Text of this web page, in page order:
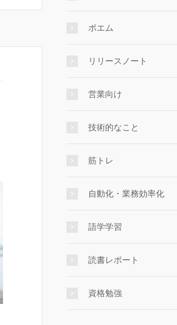
ポエム
リリースノート
営業向け
技術的なこと
筋トレ
自動化・業務効率化
語学学習
読書レポート
資格勉強